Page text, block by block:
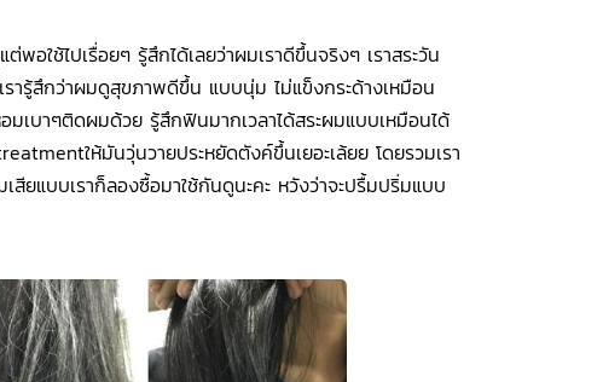
พอใช้ไปเรื่อยๆ รู้สึกได้เลยว่าผมเราดีขึ้นจริงๆ เราสระวัน
รารู้สึกว่าผมดูสุขภาพดีขึ้น แบบนุ่ม ไม่แข็งกระด้างเหมือน
บาๆติดผมด้วย รู้สึกฟินมากเวลาได้สระผมแบบเหมือนได้
ให้มันวุ่นวายประหยัดตังค์ขึ้นเยอะเล้ยย โดยรวมเรา
สียแบบเราก็ลองซื้อมาใช้กันดูนะคะ หวังว่าจะปรื้มปริ่มแบบ